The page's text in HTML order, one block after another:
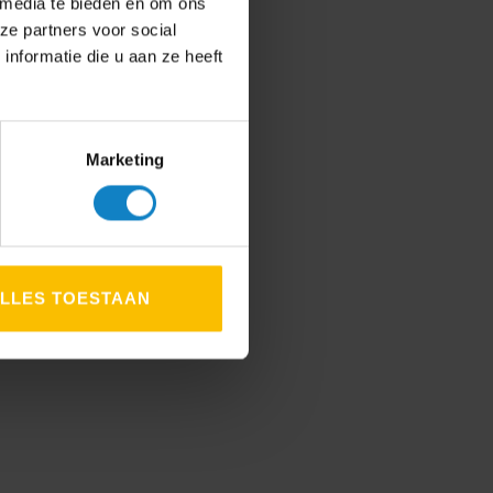
partners voor social
die u aan ze heeft
Marketing
TOESTAAN